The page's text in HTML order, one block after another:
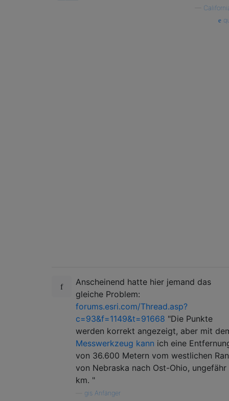
Anscheinend hatte hier jemand das
gleiche Problem:
forums.esri.com/Thread.asp?
c=93&f=1149&t=91668 "Die Punkte
werden korrekt angezeigt, aber mit
Messwerkzeug kann ich eine
von 36.600 Metern vom westlichen
von Nebraska nach Ost-Ohio, ungefähr
km. "
gis Anfänger